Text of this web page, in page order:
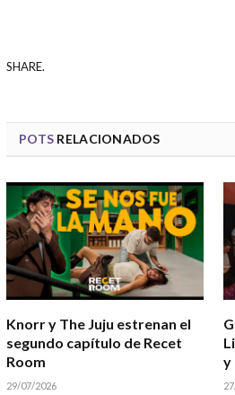
SHARE.
POTS RELACIONADOS
Knorr y The Juju estrenan el
segundo capítulo de Recet
Room
29/07/2026
y